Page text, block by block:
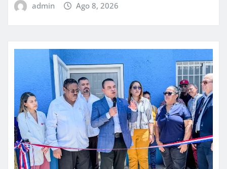
admin Ago 8, 2026